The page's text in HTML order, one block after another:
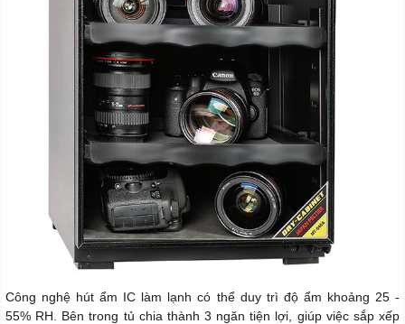
Công nghệ hút ẩm IC làm lạnh có thể duy trì độ ẩm khoảng 25 -
55% RH. Bên trong tủ chia thành 3 ngăn tiện lợi, giúp việc sắp xếp